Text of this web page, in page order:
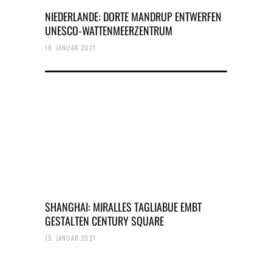
NIEDERLANDE: DORTE MANDRUP ENTWERFEN
UNESCO-WATTENMEERZENTRUM
18. JANUAR 2021
SHANGHAI: MIRALLES TAGLIABUE EMBT
GESTALTEN CENTURY SQUARE
15. JANUAR 2021